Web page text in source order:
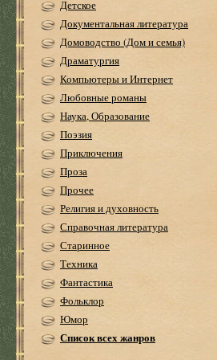
Детское
Документальная литература
Домоводство (Дом и семья)
Драматургия
Компьютеры и Интернет
Любовные романы
Наука, Образование
Поэзия
Приключения
Проза
Прочее
Религия и духовность
Справочная литература
Старинное
Техника
Фантастика
Фольклор
Юмор
Список всех жанров